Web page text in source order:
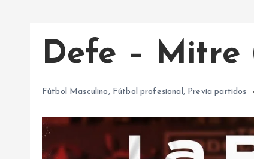
Defe – Mitre
Fútbol Masculino, Fútbol profesional, Previa partidos